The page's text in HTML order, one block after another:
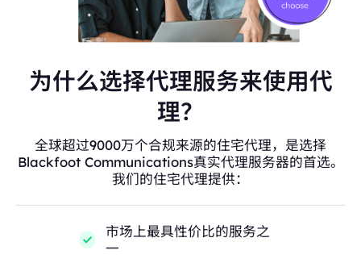
为什么选择代理服务来使用代
理？
全球超过9000万个合规来源的住宅代理，是选择
Blackfoot Communications真实代理服务器的首选。
我们的住宅代理提供：
市场上最具性价比的服务之
一